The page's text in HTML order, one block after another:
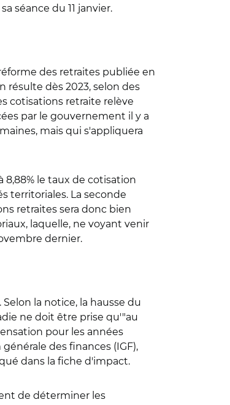
séance du 11 janvier.
des retraites publiée en
résulte dès 2023, selon des
cotisations retraite relève
par le gouvernement il y a
mais qui s'appliquera
8,88% le taux de cotisation
territoriales. La seconde
retraites sera donc bien
laquelle, ne voyant venir
dernier.
la notice, la hausse du
ne doit être prise qu'"au
pour les années
des finances (IGF),
dans la fiche d'impact.
de déterminer les